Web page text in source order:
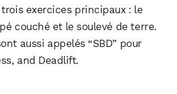
exercices principaux : le
couché et le soulevé de terre.
aussi appelés “SBD” pour
and Deadlift.